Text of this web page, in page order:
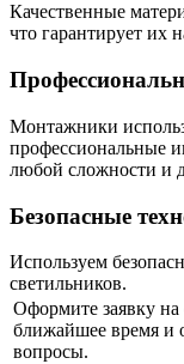
Качественные
что гарантирует их
Монтажники
профессиональные
любой сложности и
Безопасные
Используем
светильников.
Оформите заявку
ближайшее время и
вопросы.